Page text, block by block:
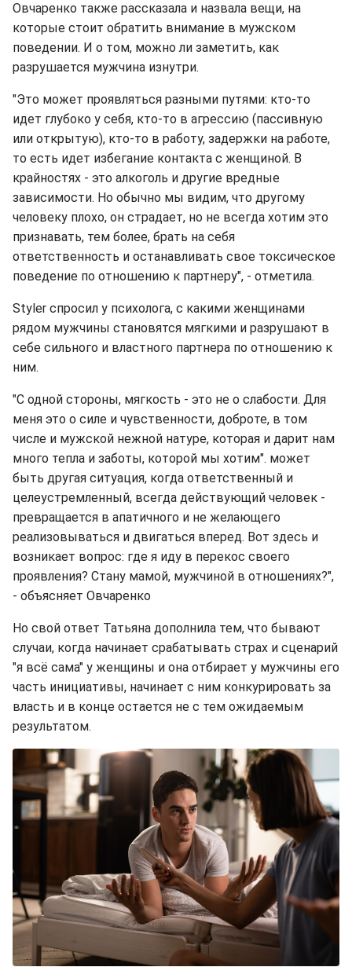
Овчаренко также рассказала и назвала вещи, на
которые стоит обратить внимание в мужском
поведении. И о том, можно ли заметить, как
разрушается мужчина изнутри.
"Это может проявляться разными путями: кто-то
идет глубоко у себя, кто-то в агрессию (пассивную
или открытую), кто-то в работу, задержки на работе,
то есть идет избегание контакта с женщиной. В
крайностях - это алкоголь и другие вредные
зависимости. Но обычно мы видим, что другому
человеку плохо, он страдает, но не всегда хотим это
признавать, тем более, брать на себя
ответственность и останавливать свое токсическое
поведение по отношению к партнеру", - отметила.
Styler спросил у психолога, с какими женщинами
рядом мужчины становятся мягкими и разрушают в
себе сильного и властного партнера по отношению к
ним.
"С одной стороны, мягкость - это не о слабости. Для
меня это о силе и чувственности, доброте, в том
числе и мужской нежной натуре, которая и дарит нам
много тепла и заботы, которой мы хотим". может
быть другая ситуация, когда ответственный и
целеустремленный, всегда действующий человек -
превращается в апатичного и не желающего
реализовываться и двигаться вперед. Вот здесь и
возникает вопрос: где я иду в перекос своего
проявления? Стану мамой, мужчиной в отношениях?",
- объясняет Овчаренко
Но свой ответ Татьяна дополнила тем, что бывают
случаи, когда начинает срабатывать страх и сценарий
"я всё сама" у женщины и она отбирает у мужчины его
часть инициативы, начинает с ним конкурировать за
власть и в конце остается не с тем ожидаемым
результатом.